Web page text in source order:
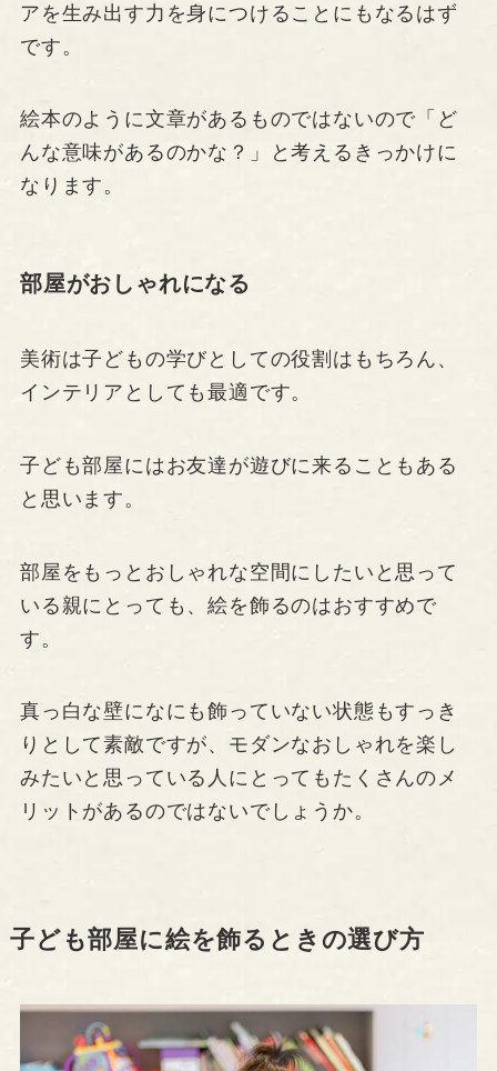
アを生み出す力を身につけることにもなるはず
です。
絵本のように文章があるものではないので「ど
んな意味があるのかな？」と考えるきっかけに
なります。
部屋がおしゃれになる
美術は子どもの学びとしての役割はもちろん、
インテリアとしても最適です。
子ども部屋にはお友達が遊びに来ることもある
と思います。
部屋をもっとおしゃれな空間にしたいと思って
いる親にとっても、絵を飾るのはおすすめで
す。
真っ白な壁になにも飾っていない状態もすっき
りとして素敵ですが、モダンなおしゃれを楽し
みたいと思っている人にとってもたくさんのメ
リットがあるのではないでしょうか。
子ども部屋に絵を飾るときの選び方